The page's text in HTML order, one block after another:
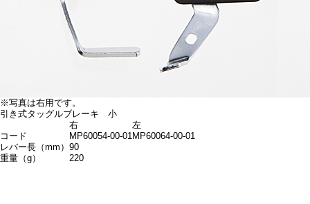
※写真は右用です。
引き式タッグルブレーキ 小
右
左
コード
MP60054-00-01MP60064-00-01
レバー長（mm） 90
重量（g）
220